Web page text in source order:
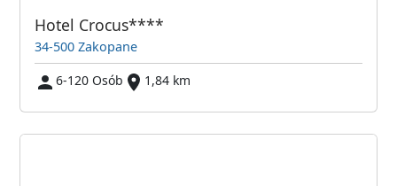
Hotel Crocus****
34-500 Zakopane
6-120 Osób
1,84 km